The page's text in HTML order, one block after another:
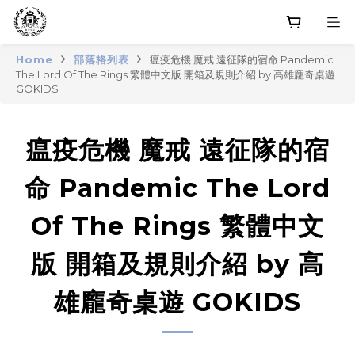
Home 部落格列表
瘟疫危機 魔戒 遠征隊的宿命 Pandemic
The Lord Of The Rings 繁體中文版 開箱及規則介紹 by 高雄龐奇桌遊
GOKIDS
瘟疫危機 魔戒 遠征隊的宿
命 Pandemic The Lord
Of The Rings 繁體中文
版 開箱及規則介紹 by 高
雄龐奇桌遊 GOKIDS